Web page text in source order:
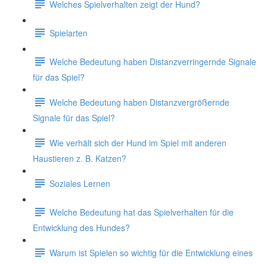
Welches Spielverhalten zeigt der Hund?
Spielarten
Welche Bedeutung haben Distanzverringernde Signale
für das Spiel?
Welche Bedeutung haben Distanzvergrößernde
Signale für das Spiel?
Wie verhält sich der Hund im Spiel mit anderen
Haustieren z. B. Katzen?
Soziales Lernen
Welche Bedeutung hat das Spielverhalten für die
Entwicklung des Hundes?
Warum ist Spielen so wichtig für die Entwicklung eines